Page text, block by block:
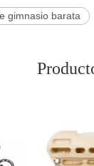
gimnasio barata